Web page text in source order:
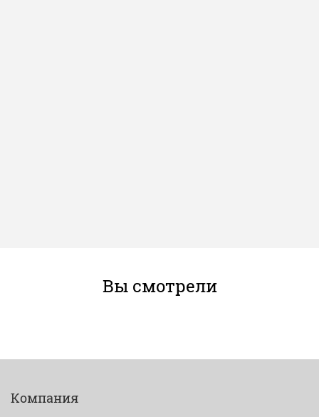
Вы смотрели
Компания